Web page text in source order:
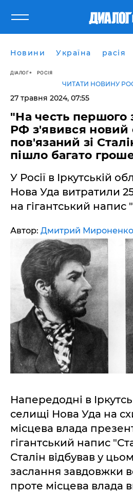
Новини Україна расія
ДІАЛОГ РОСІЯ
ЧИТАТИ НОВИНУ
27 травня 2024, 07:55
"На честь першого
РФ з'явився новий
пов'язаний зі
пішло багато
У Росії в Іркутській
Нова Уда витратили
на гігантський напис
Автор: Дмитрий Мироненко
Напередодні в
селищі Нова Уда на
місцева влада
гігантський напис
Сталін відбував у
заслання завдовжки
проте місцева влада